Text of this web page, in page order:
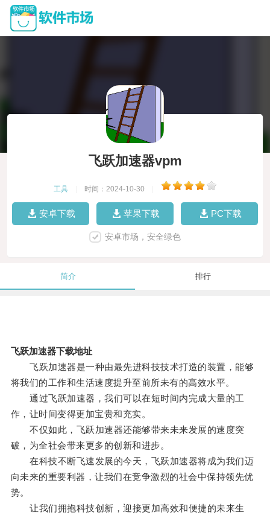
飞跃加速器vpm
工具 时间：2024-10-30
安卓下载 苹果下载 PC下载
安卓市场，安全绿色
简介 排行
飞跃加速器下载地址
飞跃加速器是一种由最先进科技技术打造的装置，能够
将我们的工作和生活速度提升至前所未有的高效水平。
通过飞跃加速器，我们可以在短时间内完成大量的工
作，让时间变得更加宝贵和充实。
不仅如此，飞跃加速器还能够带来未来发展的速度突
破，为全社会带来更多的创新和进步。
在科技不断飞速发展的今天，飞跃加速器将成为我们迈
向未来的重要利器，让我们在竞争激烈的社会中保持领先优
势。
让我们拥抱科技创新，迎接更加高效和便捷的未来生